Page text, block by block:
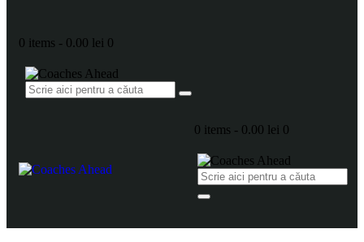
0 items - 0.00 lei 0
0 items - 0.00 lei 0